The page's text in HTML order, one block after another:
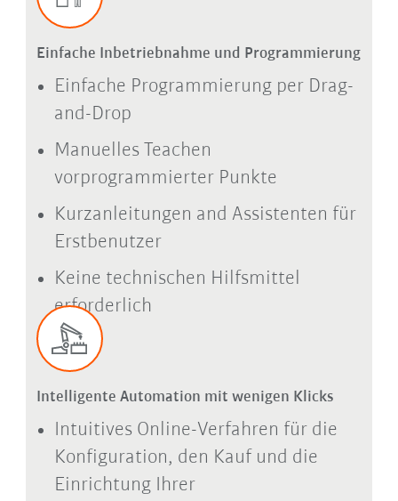
Einfache Inbetriebnahme und Programmierung
Einfache Programmierung per Drag-
and-Drop
Manuelles Teachen
vorprogrammierter Punkte
Kurzanleitungen and Assistenten für
Erstbenutzer
Keine technischen Hilfsmittel
erforderlich
Intelligente Automation mit wenigen Klicks
Intuitives Online-Verfahren für die
Konfiguration, den Kauf und die
Einrichtung Ihrer